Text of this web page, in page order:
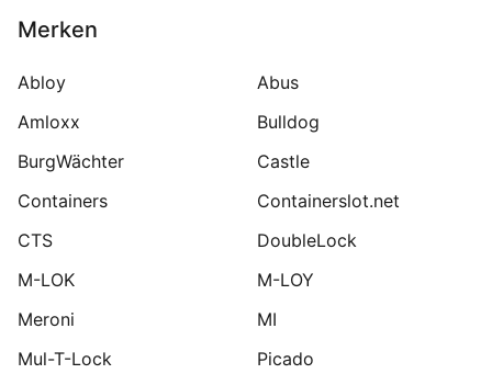
Merken
Abloy
Abus
Amloxx
Bulldog
BurgWächter
Castle
Containers
Containerslot.net
CTS
DoubleLock
M-LOK
M-LOY
Meroni
MI
Mul-T-Lock
Picado